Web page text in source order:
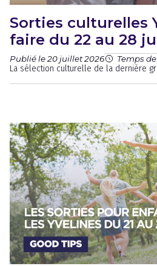
Sorties culturelles
faire du 22 au 28
Publié le 20 juillet 2026 Temps
La sélection culturelle de la dernière